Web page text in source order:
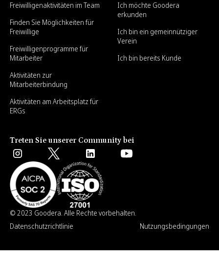
Freiwilligenaktivitäten im Team
Finden Sie Möglichkeiten für
Freiwillige
Freiwilligenprogramme für
Mitarbeiter
Aktivitäten zur
Mitarbeiterbindung
Aktivitäten am Arbeitsplatz für
ERGs
Ich möchte Goodera
erkunden
Ich bin ein gemeinnütziger
Verein
Ich bin bereits Kunde
Treten Sie unserer Community bei
© 2023 Goodera. Alle Rechte vorbehalten.
Datenschutzrichtlinie
Nutzungsbedingungen